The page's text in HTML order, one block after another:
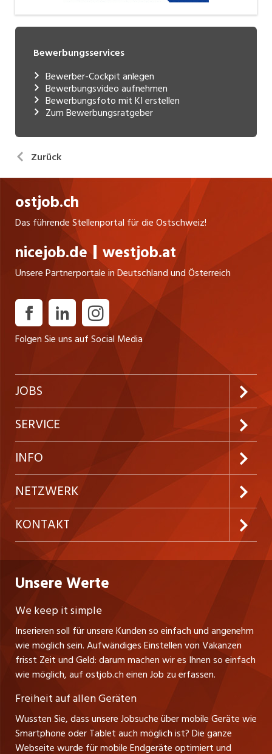
Bewerbungsservices
Bewerber-Cockpit anlegen
Bewerbungsvideo aufnehmen
Bewerbungsfoto mit KI erstellen
Zum Bewerbungsratgeber
Zurück
ostjob.ch
Das führende Stellenportal für die Ostschweiz!
nicejob.de westjob.at
Unsere Partnerportale in Deutschland und Österreich
Folgen Sie uns auf Social Media
JOBS
Jobabo abonnieren
Neue Stellen
Festanstellungen
Temporäre Jobs
Freelance Jobs
Praktika
Führungspositionen
Management / Kader-Jobs
Top-Regionen
SERVICE
Kundenlogin
Inserieren
Firmen
Personalvermittler
INFO
Preise & Leistungen
AGB
Datenschutzerklärung
Nutzungsbedingungen
Stellenmeldepflicht
Schnittstelle
Impressum
NETZWERK
westjob.at
nicejob.de
myjob.ch
zentraljob.ch
jobbasel.ch
jobbern.ch
jobmittelland.ch
jobzüri.ch
schaffu.ch (VS)
KONTAKT
CH Media Classifieds AG
Fürstenlandstrasse 122
CH-9001 St. Gallen
Tel. +41 71 272 73 80
info@ostjob.ch/inserate@ostjob.ch
Henrik Jasek
Leiter ostjob.ch
Fredy Pillinger
Christoph Walzl
Verkauf und Beratung
Unsere Werte
We keep it simple
Inserieren soll für unsere Kunden so einfach und angenehm
wie möglich sein. Aufwändiges Einstellen von Vakanzen
frisst Zeit und Geld: darum machen wir es Ihnen so einfach
wie möglich, auf ostjob.ch einen Job zu erfassen.
Freiheit auf allen Geräten
Wussten Sie, dass unsere Jobsuche über mobile Geräte wie
Smartphone oder Tablet auch möglich ist? Die ganze
Webseite wurde für mobile Endgeräte optimiert und